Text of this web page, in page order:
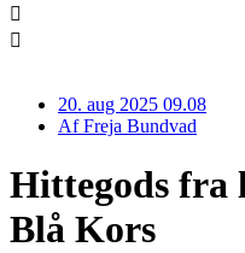
20. aug 2025 09.08
AfFreja Bundvad
Hittegods fra
Blå Kors